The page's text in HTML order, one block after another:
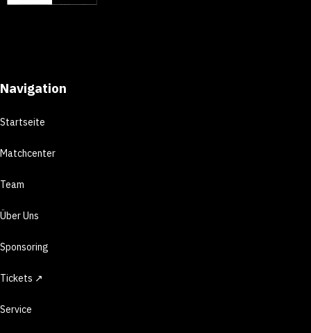
Navigation
Startseite
Matchcenter
Team
Über Uns
Sponsoring
Tickets ↗
Service